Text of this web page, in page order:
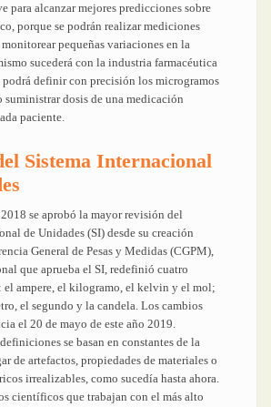
para alcanzar mejores predicciones sobre
porque se podrán realizar mediciones
monitorear pequeñas variaciones en la
sucederá con la industria farmacéutica
definir con precisión los microgramos
suministrar dosis de una medicación
paciente.
Sistema Internacional
se aprobó la mayor revisión del
de Unidades (SI) desde su creación
General de Pesas y Medidas (CGPM),
que aprueba el SI, redefinió cuatro
el ampere, el kilogramo, el kelvin y el mol;
el segundo y la candela. Los cambios
el 20 de mayo de este año 2019.
se basan en constantes de la
de artefactos, propiedades de materiales o
irrealizables, como sucedía hasta ahora.
científicos que trabajan con el más alto